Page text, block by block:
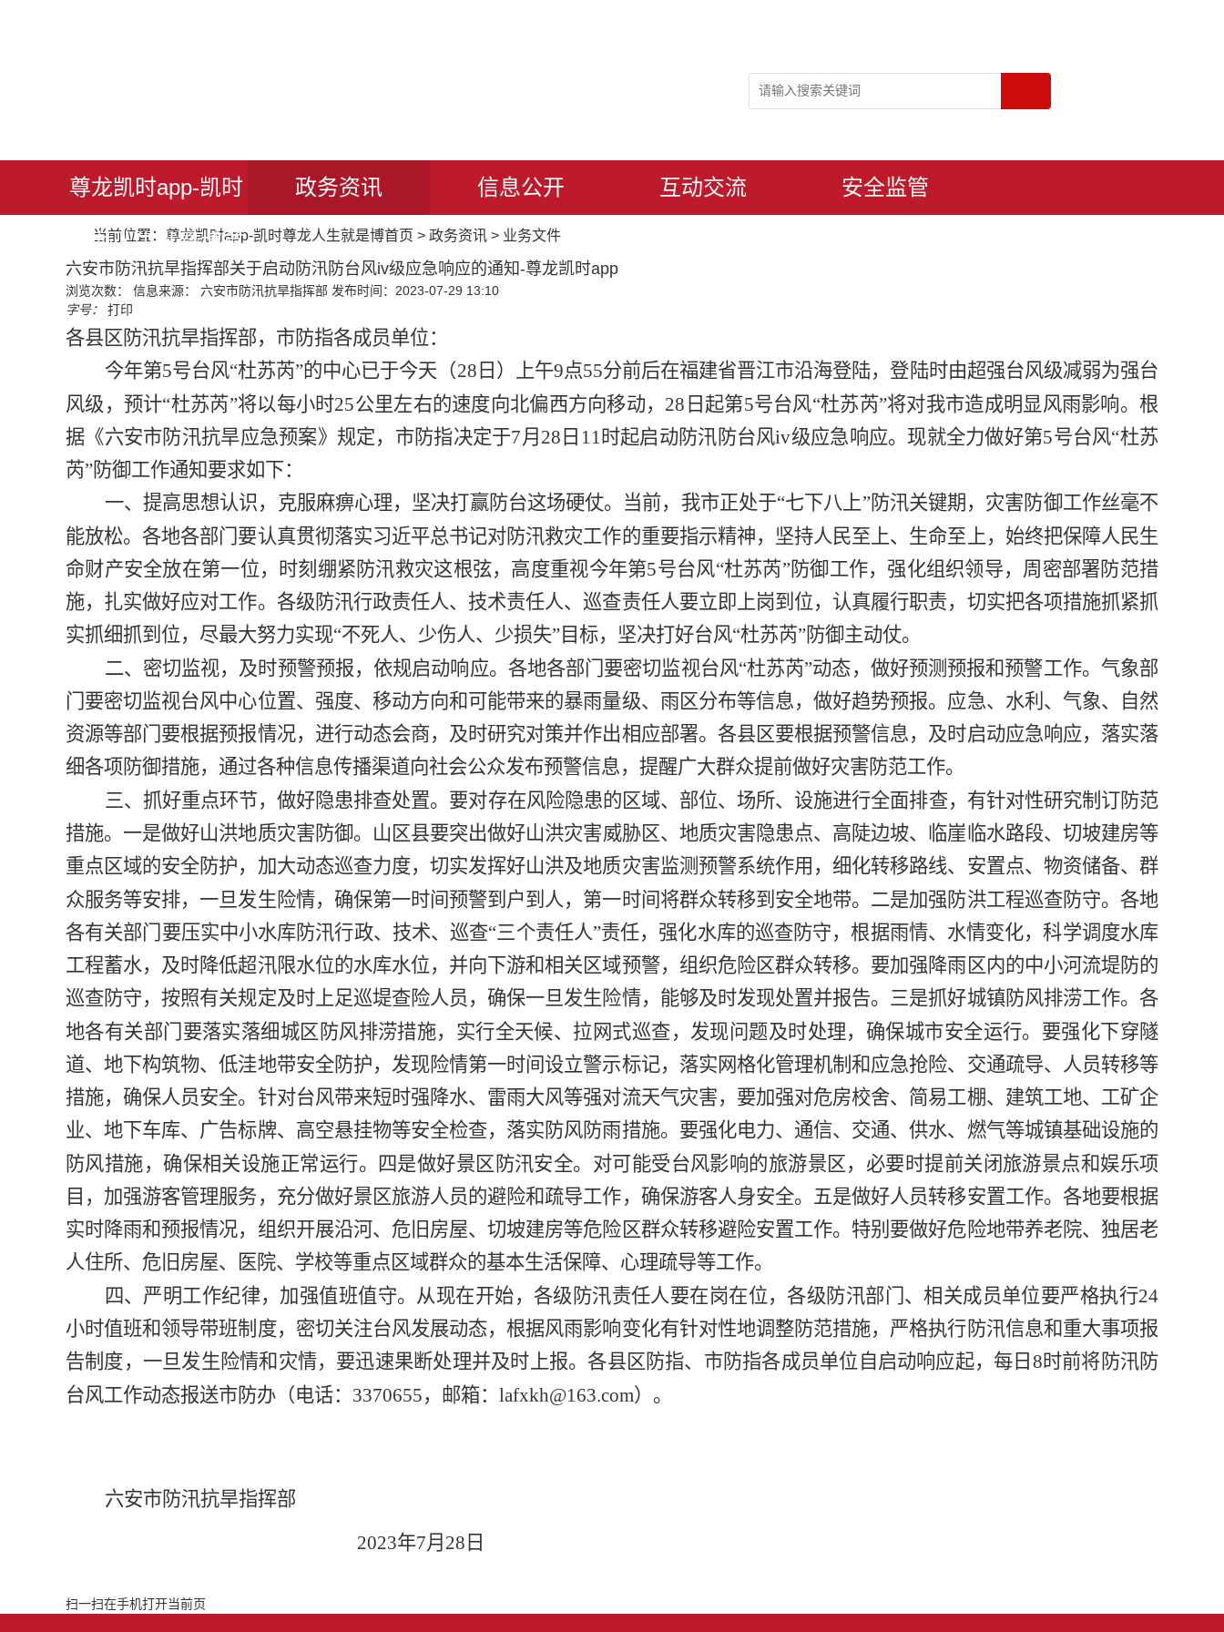
尊龙凯时app-凯时
尊龙人生就是博首
页
政务资讯 信息公开 互动交流 安全监管
当前位置： 尊龙凯时app-凯时尊龙人生就是博首页 > 政务资讯 > 业务文件
六安市防汛抗旱指挥部关于启动防汛防台风iv级应急响应的通知-尊龙凯时app
浏览次数： 信息来源： 六安市防汛抗旱指挥部 发布时间：2023-07-29 13:10
字号：
打印
各县区防汛抗旱指挥部，市防指各成员单位：
今年第5号台风“杜苏芮”的中心已于今天（28日）上午9点55分前后在福建省晋江市沿海登陆，登陆时由超强台风级减弱为强台
风级，预计“杜苏芮”将以每小时25公里左右的速度向北偏西方向移动，28日起第5号台风“杜苏芮”将对我市造成明显风雨影响。根
据《六安市防汛抗旱应急预案》规定，市防指决定于7月28日11时起启动防汛防台风iv级应急响应。现就全力做好第5号台风“杜苏
芮”防御工作通知要求如下：
一、提高思想认识，克服麻痹心理，坚决打赢防台这场硬仗。 当前，我市正处于“七下八上”防汛关键期，灾害防御工作丝毫不
能放松。各地各部门要认真贯彻落实习近平总书记对防汛救灾工作的重要指示精神，坚持人民至上、生命至上，始终把保障人民生
命财产安全放在第一位，时刻绷紧防汛救灾这根弦， 高度重视今年第5号台风“杜苏芮”防御工作，强化组织领导，周密部署防范措
施，扎实做好应对工作。各级防汛行政责任人、技术责任人、巡查责任人要立即上岗到位，认真履行职责，切实把各项措施抓紧抓
实抓细抓到位，尽最大努力实现“不死人、少伤人、少损失”目标，坚决打好台风“杜苏芮”防御主动仗。
二、密切监视，及时预警预报，依规启动响应。 各地各部门要密切监视台风“杜苏芮”动态，做好预测预报和预警工作。气象部
门要密切监视台风中心位置、强度、移动方向和可能带来的暴雨量级、雨区分布等信息，做好趋势预报。应急、水利、气象、自然
资源等部门要根据预报情况，进行动态会商，及时研究对策并作出相应部署。各县区要根据预警信息，及时启动应急响应，落实落
细各项防御措施， 通过各种信息传播渠道向社会公众发布预警信息，提醒广大群众提前做好灾害防范工作。
三、抓好重点环节，做好隐患排查处置。 要对存在风险隐患的区域、部位、场所、设施进行全面排查，有针对性研究制订防范
措施。 一是做好山洪地质灾害防御。 山区县要突出做好山洪灾害威胁区、地质灾害隐患点、高陡边坡、临崖临水路段、切坡建房等
重点区域的安全防护，加大动态巡查力度，切实发挥好山洪及地质灾害监测预警系统作用，细化转移路线、安置点、物资储备、群
众服务等安排，一旦发生险情，确保第一时间预警到户到人，第一时间将群众转移到安全地带。 二是加强防洪工程巡查防守。 各地
各有关部门要压实中小水库防汛行政、技术、巡查“三个责任人”责任，强化水库的巡查防守，根据雨情、水情变化，科学调度水库
工程蓄水，及时降低超汛限水位的水库水位，并向下游和相关区域预警，组织危险区群众转移。要加强降雨区内的中小河流堤防的
巡查防守，按照有关规定及时上足巡堤查险人员，确保一旦发生险情，能够及时发现处置并报告。 三是抓好城镇防风排涝工作。各
地各有关部门要落实落细城区防风排涝措施，实行全天候、拉网式巡查，发现问题及时处理，确保城市安全运行。要强化下穿隧
道、地下构筑物、低洼地带安全防护，发现险情第一时间设立警示标记，落实网格化管理机制和应急抢险、交通疏导、人员转移等
措施，确保人员安全。针对台风带来短时强降水、雷雨大风等强对流天气灾害，要加强对危房校舍、简易工棚、建筑工地、工矿企
业、地下车库、广告标牌、高空悬挂物等安全检查，落实防风防雨措施。要强化电力、通信、交通、供水、燃气等城镇基础设施的
防风措施，确保相关设施正常运行。
四是做好景区防汛安全。 对可能受台风影响的旅游景区，必要时提前关闭旅游景点和娱乐项
目，加强游客管理服务，充分做好景区旅游人员的避险和疏导工作，确保游客人身安全。 五是做好人员转移安置工作。 各地要根据
实时降雨和预报情况，组织开展沿河、危旧房屋、切坡建房等危险区群众转移避险安置工作。特别要做好危险地带养老院、独居老
人住所、危旧房屋、医院、学校等重点区域群众的基本生活保障、心理疏导等工作。
四、严明工作纪律，加强值班值守。 从现在开始，各级防汛责任人要在岗在位，各级防汛部门、相关成员单位要严格执行24
小时值班和领导带班制度，密切关注台风发展动态，根据风雨影响变化有针对性地调整防范措施，严格执行防汛信息和重大事项报
告制度，一旦发生险情和灾情，要迅速果断处理并及时上报。各县区防指、市防指各成员单位自启动响应起，每日 8时前将防汛防
台风工作动态报送市防办 （电话： 3370655，邮箱： lafxkh@163.com） 。
六安市防汛抗旱指挥部
2023年7月28日
扫一扫在手机打开当前页